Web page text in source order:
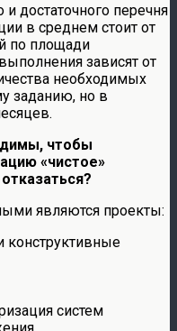
достаточного перечня
в среднем стоит от
по площади
зависят от
необходимых
заданию, но в
чтобы
«чистое»
?
являются проекты:
систем